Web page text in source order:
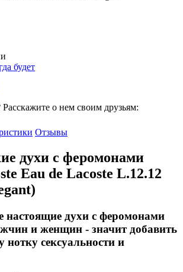
будет
о нем своим друзьям:
Отзывы
с феромонами
Eau de Lacoste L.12.12
настоящие духи с феромонами
и женщин - значит добавить
нотку сексуальности и